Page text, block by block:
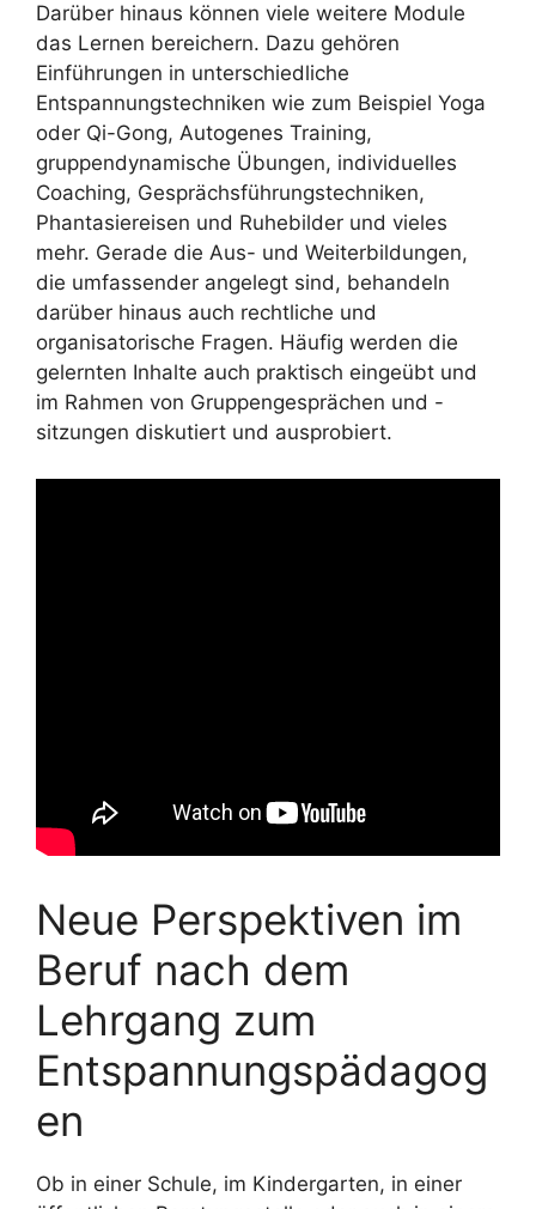
Darüber hinaus können viele weitere Module
das Lernen bereichern. Dazu gehören
Einführungen in unterschiedliche
Entspannungstechniken wie zum Beispiel Yoga
oder Qi-Gong, Autogenes Training,
gruppendynamische Übungen, individuelles
Coaching, Gesprächsführungstechniken,
Phantasiereisen und Ruhebilder und vieles
mehr. Gerade die Aus- und Weiterbildungen,
die umfassender angelegt sind, behandeln
darüber hinaus auch rechtliche und
organisatorische Fragen. Häufig werden die
gelernten Inhalte auch praktisch eingeübt und
im Rahmen von Gruppengesprächen und -
sitzungen diskutiert und ausprobiert.
Neue Perspektiven im
Beruf nach dem
Lehrgang zum
Entspannungspädagog
en
Ob in einer Schule, im Kindergarten, in einer